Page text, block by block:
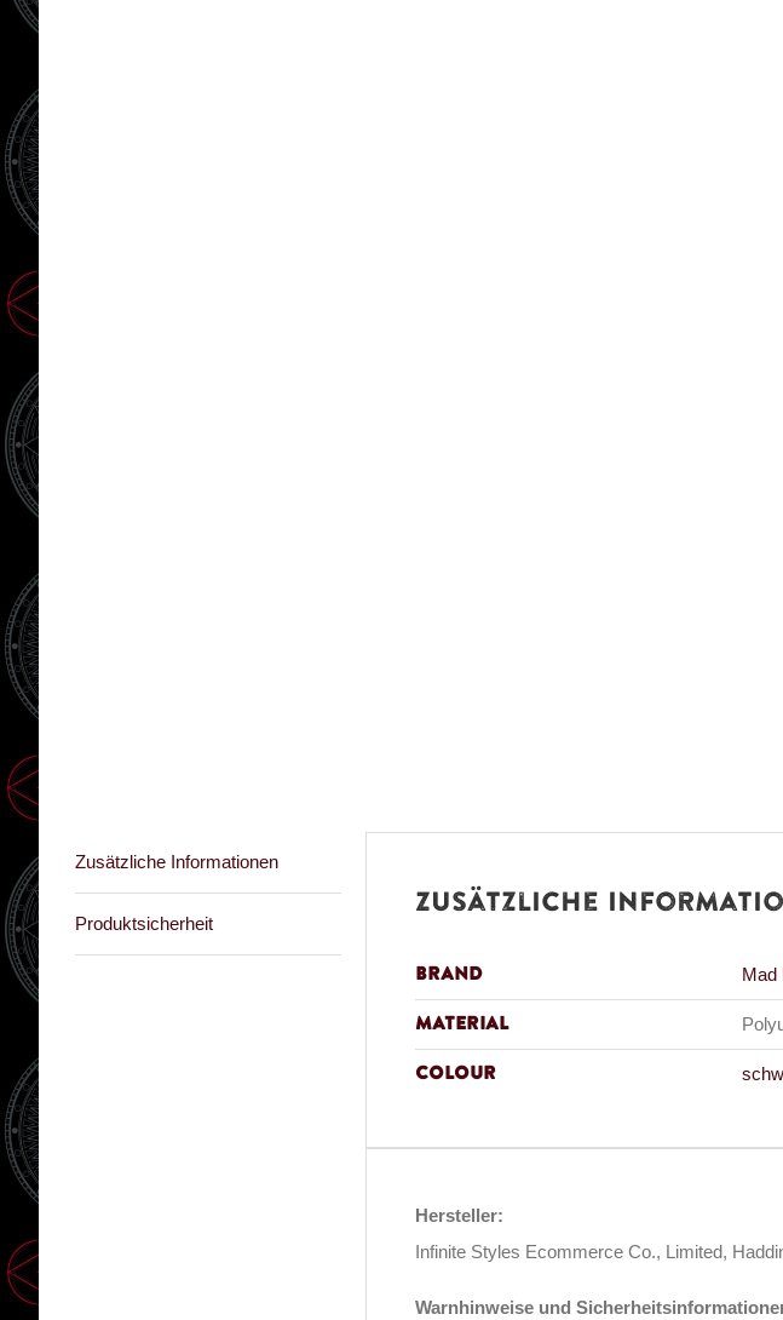
Zusätzliche Informationen
Produktsicherheit
Zusätzliche
Brand Mad
Material
Colour
Hersteller:
Infinite Styles Ecommerce Co., Limited,
Warnhinweise und